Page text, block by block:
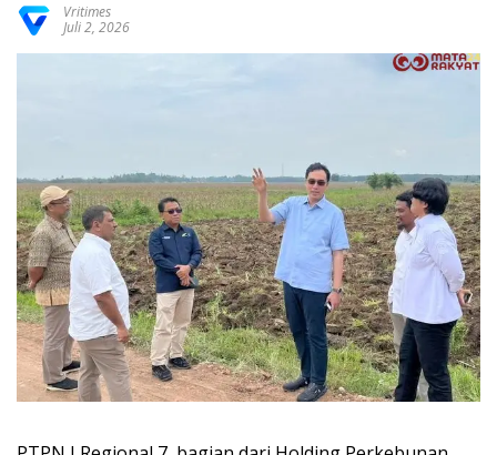
Vritimes
Juli 2, 2026